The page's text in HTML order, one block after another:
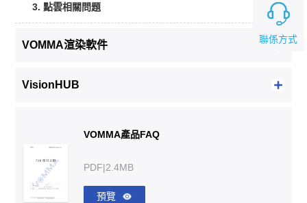
3. 點雲相關問題
VOMMA渲染軟件
VisionHUB
VOMMA產品FAQ
PDF|2.4MB
預覽
聯係方式